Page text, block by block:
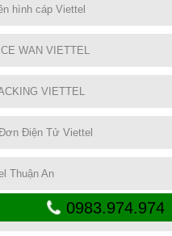
hình cáp Viettel
WAN VIETTEL
VIETTEL
Điện Tử Viettel
Thuận An
MOTOR VIETTEL0983.974.974